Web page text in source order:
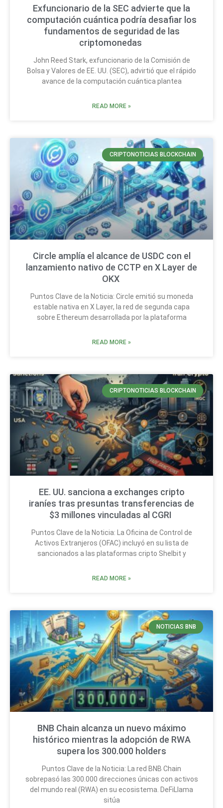
Exfuncionario de la SEC advierte que la
computación cuántica podría desafiar los
fundamentos de seguridad de las
criptomonedas
John Reed Stark, exfuncionario de la Comisión de
Bolsa y Valores de EE. UU. (SEC), advirtió que el rápido
avance de la computación cuántica plantea
READ MORE »
CRIPTONOTICIAS BLOCKCHAIN
Circle amplía el alcance de USDC con el
lanzamiento nativo de CCTP en X Layer de
OKX
Puntos Clave de la Noticia: Circle emitió su moneda
estable nativa en X Layer, la red de segunda capa
sobre Ethereum desarrollada por la plataforma
READ MORE »
CRIPTONOTICIAS BLOCKCHAIN
EE. UU. sanciona a exchanges cripto
iraníes tras presuntas transferencias de
$3 millones vinculadas al CGRI
Puntos Clave de la Noticia: La Oficina de Control de
Activos Extranjeros (OFAC) incluyó en su lista de
sancionados a las plataformas cripto Shelbit y
READ MORE »
NOTICIAS BNB
BNB Chain alcanza un nuevo máximo
histórico mientras la adopción de RWA
supera los 300.000 holders
Puntos Clave de la Noticia: La red BNB Chain
sobrepasó las 300.000 direcciones únicas con activos
del mundo real (RWA) en su ecosistema. DeFiLlama
sitúa